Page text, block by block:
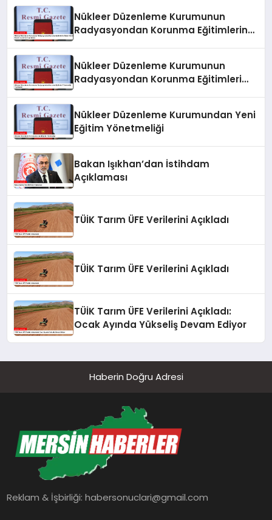
Nükleer Düzenleme Kurumunun
Radyasyondan Korunma Eğitimlerine
Nükleer Düzenleme Kurumunun
Radyasyondan Korunma Eğitimleri
Nükleer Düzenleme Kurumundan Yeni
Eğitim Yönetmeliği
Bakan Işıkhan’dan İstihdam
Açıklaması
TÜİK Tarım ÜFE Verilerini Açıkladı
TÜİK Tarım ÜFE Verilerini Açıkladı
TÜİK Tarım ÜFE Verilerini Açıkladı:
Ocak Ayında Yükseliş Devam Ediyor
Haberin Doğru Adresi
Reklam & İşbirliği:habersonuclari@gmail.com